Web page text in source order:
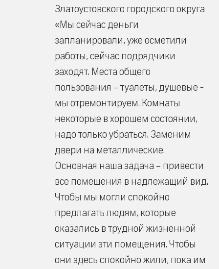
Златоустовского городского округа
«Мы сейчас деньги
запланировали, уже осметили
работы, сейчас подрядчики
заходят. Места общего
пользования – туалеты, душевые -
мы отремонтируем. Комнаты
некоторые в хорошем состоянии,
надо только убраться. Заменим
двери на металлические.
Основная наша задача – привести
все помещения в надлежащий вид.
Чтобы мы могли спокойно
предлагать людям, которые
оказались в трудной жизненной
ситуации эти помещения. Чтобы
они здесь спокойно жили, пока им